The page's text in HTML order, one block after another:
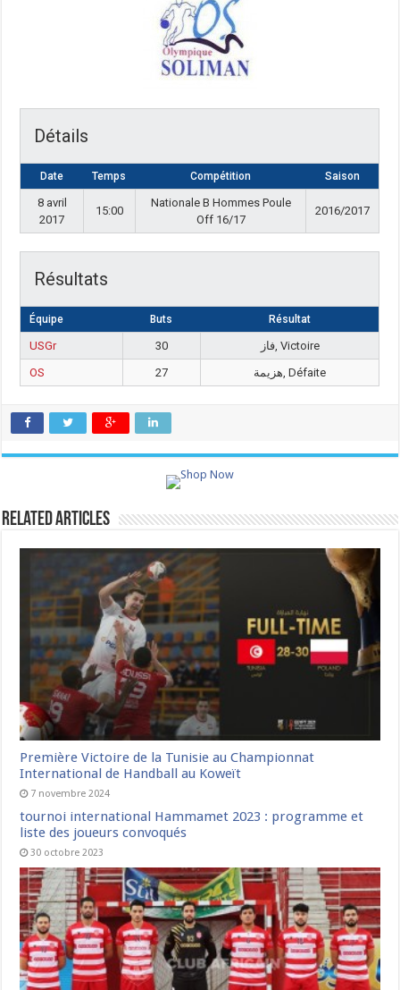
Détails
Date Temps Compétition Saison
8 avril
2017
15:00
Nationale B Hommes Poule
Off 16/17
2016/2017
Résultats
Équipe Buts Résultat
USGr 30
فاز, Victoire
OS
27 هزيمة, Défaite
Related Articles
Première Victoire de la Tunisie au Championnat
International de Handball au Koweït
7 novembre 2024
tournoi international Hammamet 2023 : programme et
liste des joueurs convoqués
30 octobre 2023